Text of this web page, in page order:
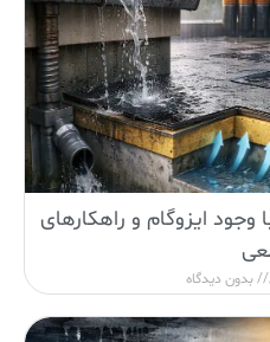
ایزوگام و راهکارهای
بدون دیدگاه